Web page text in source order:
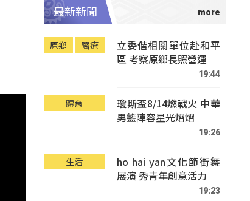
最新新聞
原鄉 醫療
立委偕相關單位赴和平
區 考察原鄉長照營運
19:44
體育
瓊斯盃8/14燃戰火 中華
男籃陣容星光熠熠
19:26
生活
ho hai yan文化節街舞
展演 秀青年創意活力
19:23